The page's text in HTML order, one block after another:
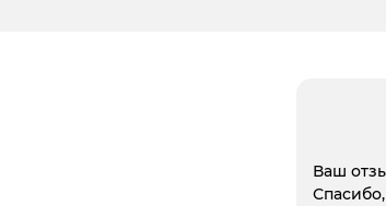
Ваш